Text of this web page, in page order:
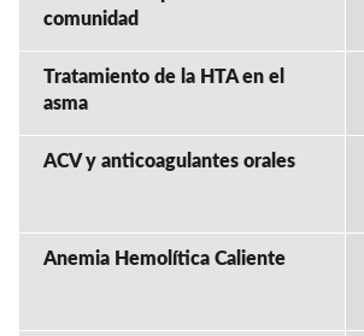
comunidad
Tratamiento de la HTA en el
asma
ACV y anticoagulantes orales
Anemia Hemolítica Caliente